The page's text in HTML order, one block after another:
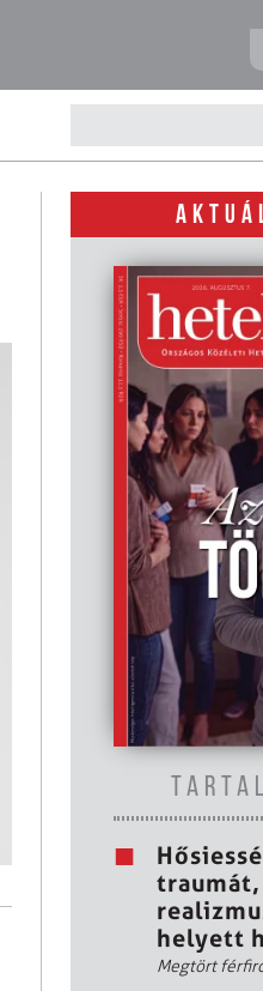
helyett
Megtört